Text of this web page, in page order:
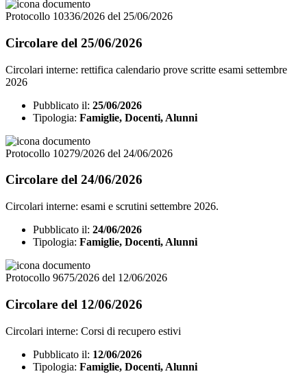
Protocollo 10336/2026 del 25/06/2026
Circolare del 25/06/2026
Circolari interne: rettifica calendario prove scritte esami settembre
2026
Pubblicato il: 25/06/2026
Tipologia: Famiglie, Docenti, Alunni
Protocollo 10279/2026 del 24/06/2026
Circolare del 24/06/2026
Circolari interne: esami e scrutini settembre 2026.
Pubblicato il: 24/06/2026
Tipologia: Famiglie, Docenti, Alunni
Protocollo 9675/2026 del 12/06/2026
Circolare del 12/06/2026
Circolari interne: Corsi di recupero estivi
Pubblicato il: 12/06/2026
Tipologia: Famiglie, Docenti, Alunni